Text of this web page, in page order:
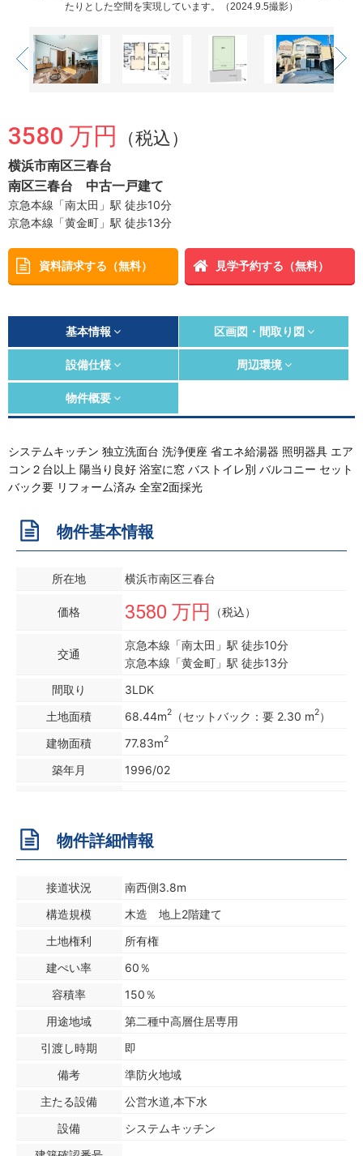
たりとした空間を実現しています。（2024.9.5撮影）
たりとした空間を実現しています。（2024.9.5撮影）
3580 万円 （税込）
横浜市南区三春台
南区三春台 中古一戸建て
京急本線「南太田」駅 徒歩10分
京急本線「黄金町」駅 徒歩13分
資料請求する（無料） 見学予約する（無料）
基本情報 区画図・間取り図
設備仕様 周辺環境
物件概要
システムキッチン 独立洗面台 洗浄便座 省エネ給湯器 照明器具 エア
コン２台以上 陽当り良好 浴室に窓 バストイレ別 バルコニー セット
バック要 リフォーム済み 全室2面採光
物件基本情報
所在地 横浜市南区三春台
価格 3580 万円 （税込）
交通
京急本線「南太田」駅 徒歩10分
京急本線「黄金町」駅 徒歩13分
間取り
3LDK
土地面積
68.44m2（セットバック：要 2.30 m2）
建物面積
77.83m2
築年月 1996/02
物件詳細情報
接道状況
南西側3.8m
構造規模
木造 地上2階建て
土地権利
所有権
建ぺい率
60％
容積率
150％
用途地域
第二種中高層住居専用
引渡し時期
即
備考
準防火地域
主たる設備
公営水道,本下水
設備
システムキッチン